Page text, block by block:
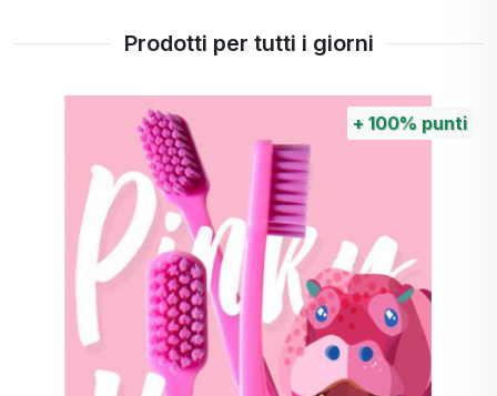
99,99%.
Purificazione dell'acqua tramite forze fisiche -
Reattore cinetico
La seconda fase della depurazione dell'acqua
utilizza la cavitazione idrodinamica, l'ossidazione e
la degassificazione. Grazie a una parte
appositamente progettata, chiamata Reattore
Cinetico, il reattore Activstar può deformare i corpi
cellulari dei batteri. Ciò aumenta notevolmente
l'efficacia del cloro, che penetra più facilmente nel
corpo cellulare dei batteri. Allo stesso tempo,
Prodotti per tutti i giorni
+ 100% punti